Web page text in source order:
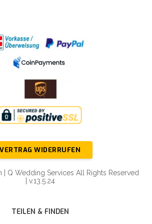
VERTRAG WIDERRUFEN
| Q Wedding Services All Rights Reserved
| v.13.5.24
TEILEN & FINDEN